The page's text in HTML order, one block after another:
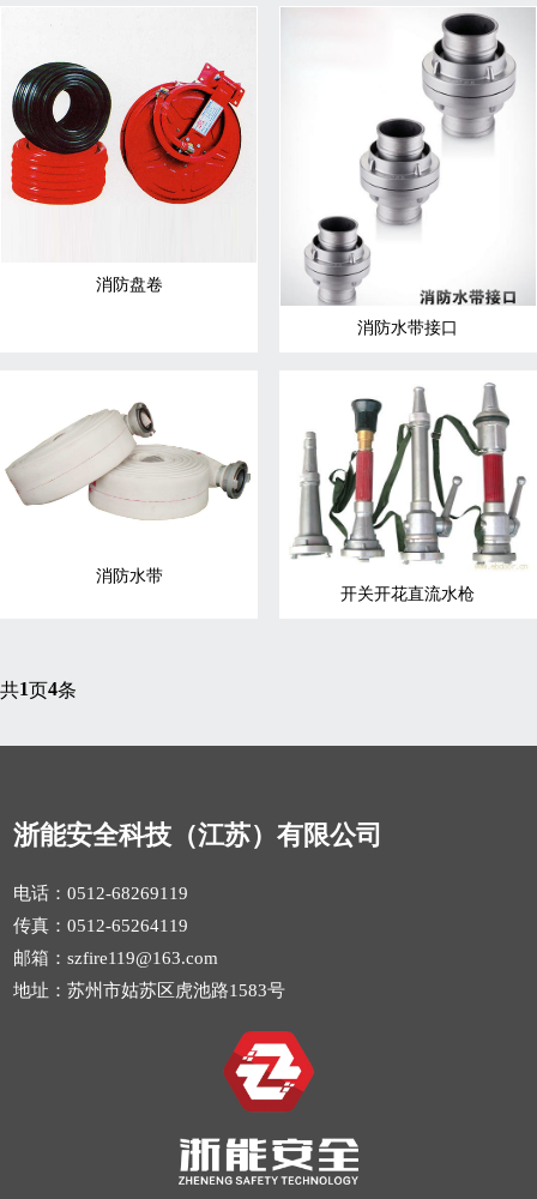
消防盘卷
消防水带接口
消防水带
开关开花直流水枪
共1页4条
浙能安全科技（江苏）有限公司
电话：0512-68269119
传真：0512-65264119
邮箱：szfire119@163.com
地址：苏州市姑苏区虎池路1583号